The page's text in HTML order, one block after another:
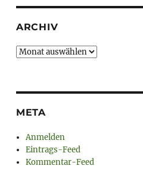
ARCHIV
Archiv
META
Anmelden
Eintrags-Feed
Kommentar-Feed